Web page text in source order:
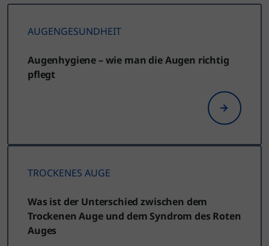
AUGENGESUNDHEIT
Augenhygiene – wie man die Augen richtig
pflegt
TROCKENES AUGE
Was ist der Unterschied zwischen dem
Trockenen Auge und dem Syndrom des Roten
Auges